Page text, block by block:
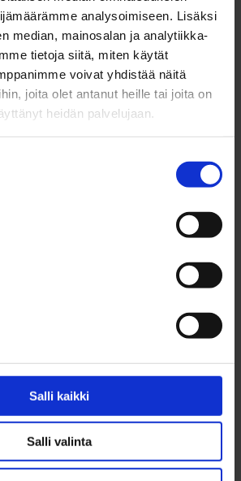
analysoimiseen. Lisäksi
median, mainosalan ja analytiikka-
tietoja siitä, miten käytät
voivat yhdistää näitä
joita olet antanut heille tai joita on
heidän palvelujaan.
Salli kaikki
Salli valinta
2026
2026
2026
2026
2024
2024